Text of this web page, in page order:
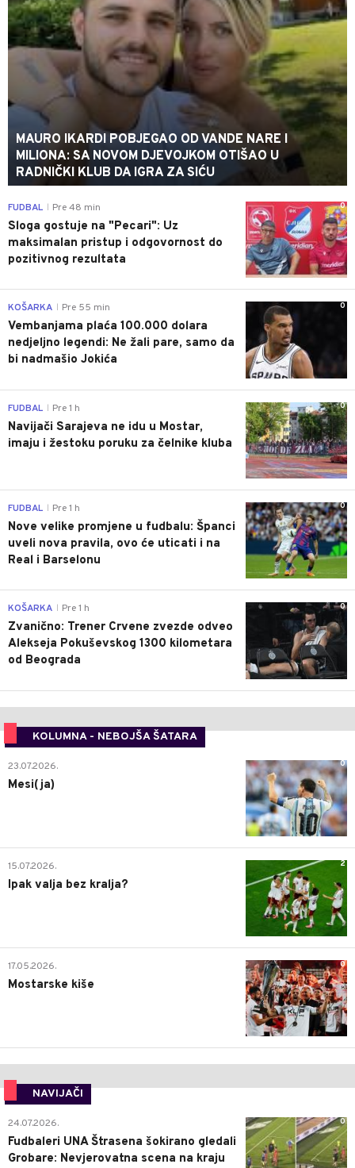
MAURO IKARDI POBJEGAO OD VANDE NARE I
MILIONA: SA NOVOM DJEVOJKOM OTIŠAO U
RADNIČKI KLUB DA IGRA ZA SIĆU
0
FUDBAL Pre 48 min
Sloga gostuje na "Pecari": Uz
maksimalan pristup i odgovornost do
pozitivnog rezultata
0
KOŠARKA Pre 55 min
Vembanjama plaća 100.000 dolara
nedjeljno legendi: Ne žali pare, samo da
bi nadmašio Jokića
0
FUDBAL Pre 1 h
Navijači Sarajeva ne idu u Mostar,
imaju i žestoku poruku za čelnike kluba
0
FUDBAL Pre 1 h
Nove velike promjene u fudbalu: Španci
uveli nova pravila, ovo će uticati i na
Real i Barselonu
0
KOŠARKA Pre 1 h
Zvanično: Trener Crvene zvezde odveo
Alekseja Pokuševskog 1300 kilometara
od Beograda
KOLUMNA - NEBOJŠA ŠATARA
0
23.07.2026.
Mesi(ja)
2
15.07.2026.
Ipak valja bez kralja?
0
17.05.2026.
Mostarske kiše
NAVIJAČI
0
24.07.2026.
Fudbaleri UNA Štrasena šokirano gledali
Grobare: Nevjerovatna scena na kraju